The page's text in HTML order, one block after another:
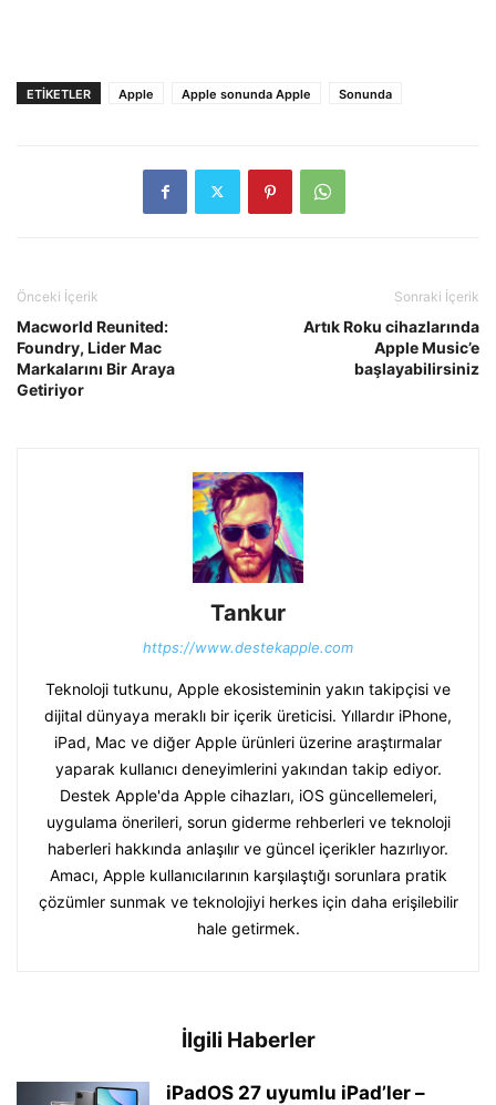
ETIKETLER Apple Apple sonunda Apple Sonunda
Önceki İçerik
Macworld Reunited:
Foundry, Lider Mac
Markalarını Bir Araya
Getiriyor
Sonraki İçerik
Artık Roku cihazlarında
Apple Music’e
başlayabilirsiniz
Tankur
https://www.destekapple.com
Teknoloji tutkunu, Apple ekosisteminin yakın takipçisi ve
dijital dünyaya meraklı bir içerik üreticisi. Yıllardır iPhone,
iPad, Mac ve diğer Apple ürünleri üzerine araştırmalar
yaparak kullanıcı deneyimlerini yakından takip ediyor.
Destek Apple'da Apple cihazları, iOS güncellemeleri,
uygulama önerileri, sorun giderme rehberleri ve teknoloji
haberleri hakkında anlaşılır ve güncel içerikler hazırlıyor.
Amacı, Apple kullanıcılarının karşılaştığı sorunlara pratik
çözümler sunmak ve teknolojiyi herkes için daha erişilebilir
hale getirmek.
İlgili Haberler
iPadOS 27 uyumlu iPad’ler –